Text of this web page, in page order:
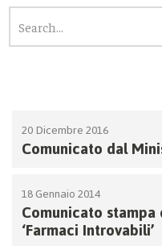
20 Dicembre 2016
Comunicato dal
18 Gennaio 2014
Comunicato
‘Farmaci Introvabili’